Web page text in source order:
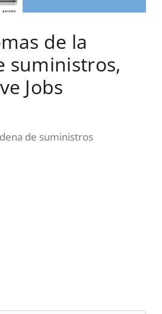
de la
suministros,
Jobs